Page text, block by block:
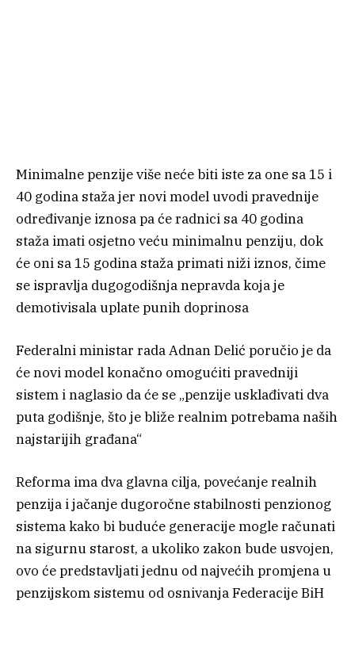
Minimalne penzije više neće biti iste za one sa 15 i
40 godina staža jer novi model uvodi pravednije
određivanje iznosa pa će radnici sa 40 godina
staža imati osjetno veću minimalnu penziju, dok
će oni sa 15 godina staža primati niži iznos, čime
se ispravlja dugogodišnja nepravda koja je
demotivisala uplate punih doprinosa
Federalni ministar rada Adnan Delić poručio je da
će novi model konačno omogućiti pravedniji
sistem i naglasio da će se „penzije usklađivati dva
puta godišnje, što je bliže realnim potrebama naših
najstarijih građana“
Reforma ima dva glavna cilja, povećanje realnih
penzija i jačanje dugoročne stabilnosti penzionog
sistema kako bi buduće generacije mogle računati
na sigurnu starost, a ukoliko zakon bude usvojen,
ovo će predstavljati jednu od najvećih promjena u
penzijskom sistemu od osnivanja Federacije BiH